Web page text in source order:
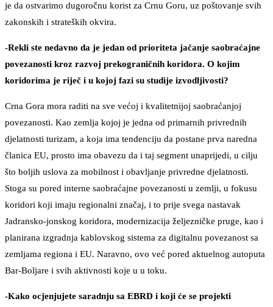
je da ostvarimo dugoročnu korist za Crnu Goru, uz poštovanje svih
zakonskih i strateških okvira.
-Rekli ste nedavno da je jedan od prioriteta jačanje saobraćajne
povezanosti kroz razvoj prekograničnih koridora. O kojim
koridorima je riječ i u kojoj fazi su studije izvodljivosti?
Crna Gora mora raditi na sve većoj i kvalitetnijoj saobraćanjoj
povezanosti. Kao zemlja kojoj je jedna od primarnih privrednih
djelatnosti turizam, a koja ima tendenciju da postane prva naredna
članica EU, prosto ima obavezu da i taj segment unaprijedi, u cilju
što boljih uslova za mobilnost i obavljanje privredne djelatnosti.
Stoga su pored interne saobraćajne povezanosti u zemlji, u fokusu
koridori koji imaju regionalni značaj, i to prije svega nastavak
Jadransko-jonskog koridora, modernizacija željezničke pruge, kao i
planirana izgradnja kablovskog sistema za digitalnu povezanost sa
zemljama regiona i EU. Naravno, ovo već pored aktuelnog autoputa
Bar-Boljare i svih aktivnosti koje u u toku.
-Kako ocjenjujete saradnju sa EBRD i koji će se projekti